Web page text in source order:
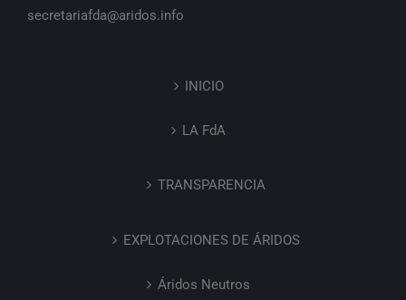
secretariafda@aridos.info
INICIO
LA FdA
TRANSPARENCIA
EXPLOTACIONES DE ÁRIDOS
Áridos Neutros